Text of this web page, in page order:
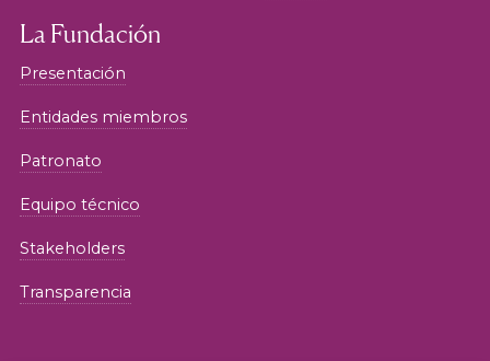
La Fundación
Presentación
Entidades miembros
Patronato
Equipo técnico
Stakeholders
Transparencia